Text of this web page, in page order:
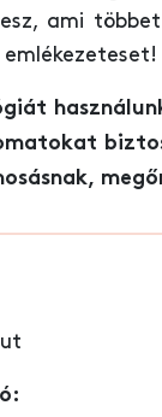
ami
emlékezeteset!